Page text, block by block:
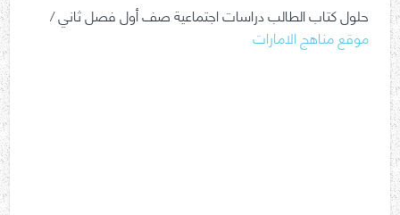
حلول كتاب الطالب دراسات اجتماعية صف أول فصل ثاني /
موقع مناهج الامارات